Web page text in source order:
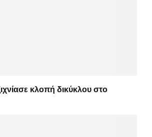
κλοπή δικύκλου στο